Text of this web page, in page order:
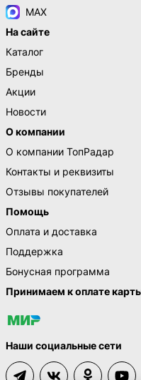
MAX
На сайте
Каталог
Бренды
Акции
Новости
О компании
О компании ТопРадар
Контакты и реквизиты
Отзывы покупателей
Помощь
Оплата и доставка
Поддержка
Бонусная программа
Принимаем к оплате
Наши социальные сети